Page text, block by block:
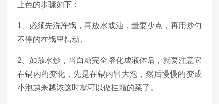
上色的步骤如下：
1、必须先洗净锅，再放水或油，量要少点，再用炒勺
不停的在锅里擂动。
2、如放水炒，当白糖完全溶化成液体后，就要注意它
在锅内的变化，先是在锅内冒大泡，然后慢慢的变成
小泡越来越浓这时就可以做挂霜的菜了。